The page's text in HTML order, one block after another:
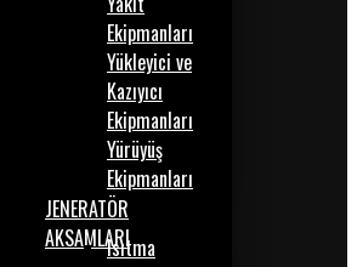
Ekipmanları
Yükleyici ve
Kazıyıcı
Ekipmanları
Yürüyüş
Ekipmanları
JENERATÖR
AKSAMLARIIsıtma